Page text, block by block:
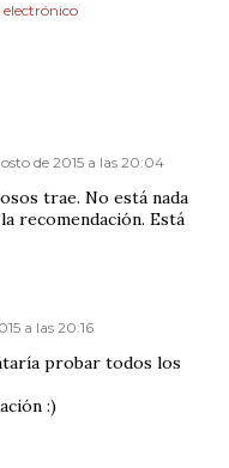
de 2015 a las 20:04
trae. No está nada
recomendación. Está
a las 20:16
probar todos los
:)